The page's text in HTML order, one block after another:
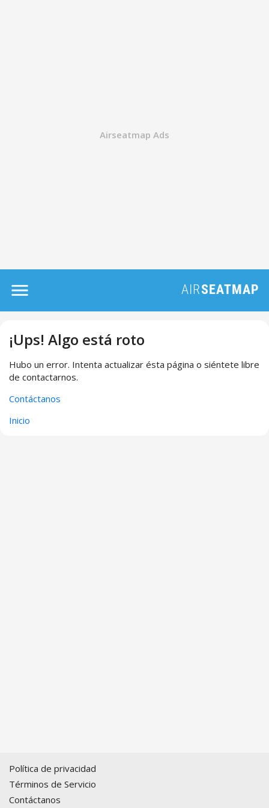
¡Ups! Algo está roto
Hubo un error. Intenta actualizar ésta página o siéntete libre
de contactarnos.
Contáctanos
Inicio
Política de privacidad
Términos de Servicio
Contáctanos